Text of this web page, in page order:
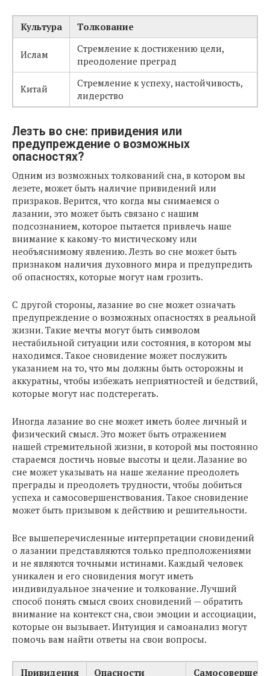
Культура Толкование
Ислам
Стремление к достижению цели,
преодоление преград
Китай
Стремление к успеху, настойчивость,
лидерство
Лезть во сне: привидения или
предупреждение о возможных
опасностях?
Одним из возможных толкований сна, в котором вы
лезете, может быть наличие привидений или
призраков. Верится, что когда мы снимаемся о
лазании, это может быть связано с нашим
подсознанием, которое пытается привлечь наше
внимание к какому-то мистическому или
необъяснимому явлению. Лезть во сне может быть
признаком наличия духовного мира и предупредить
об опасностях, которые могут нам грозить.
С другой стороны, лазание во сне может означать
предупреждение о возможных опасностях в реальной
жизни. Такие мечты могут быть символом
нестабильной ситуации или состояния, в котором мы
находимся. Такое сновидение может послужить
указанием на то, что мы должны быть осторожны и
аккуратны, чтобы избежать неприятностей и бедствий,
которые могут нас подстерегать.
Иногда лазание во сне может иметь более личный и
физический смысл. Это может быть отражением
нашей стремительной жизни, в которой мы постоянно
стараемся достичь новые высоты и цели. Лазание во
сне может указывать на наше желание преодолеть
преграды и преодолеть трудности, чтобы добиться
успеха и самосовершенствования. Такое сновидение
может быть призывом к действию и решительности.
Все вышеперечисленные интерпретации сновидений
о лазании представляются только предположениями
и не являются точными истинами. Каждый человек
уникален и его сновидения могут иметь
индивидуальное значение и толкование. Лучший
способ понять смысл своих сновидений — обратить
внимание на контекст сна, свои эмоции и ассоциации,
которые он вызывает. Интуиция и самоанализ могут
помочь вам найти ответы на свои вопросы.
Привидения Опасности